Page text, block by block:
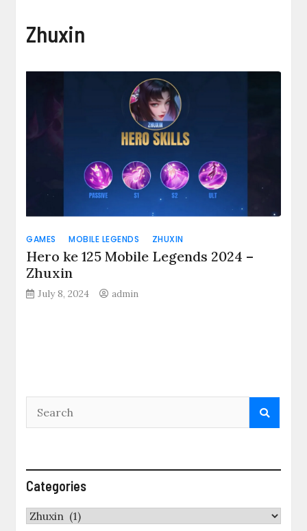
Zhuxin
GAMES MOBILE LEGENDS ZHUXIN
Hero ke 125 Mobile Legends 2024 –
Zhuxin
July 8, 2024 admin
Categories
Categories